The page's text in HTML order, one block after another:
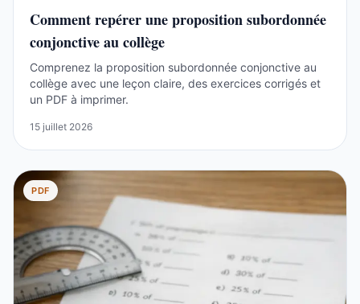
Comment repérer une proposition subordonnée
conjonctive au collège
Comprenez la proposition subordonnée conjonctive au
collège avec une leçon claire, des exercices corrigés et
un PDF à imprimer.
15 juillet 2026
PDF